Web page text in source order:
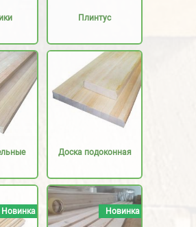
Плинтус
Доска подоконная
Новинка Новинка